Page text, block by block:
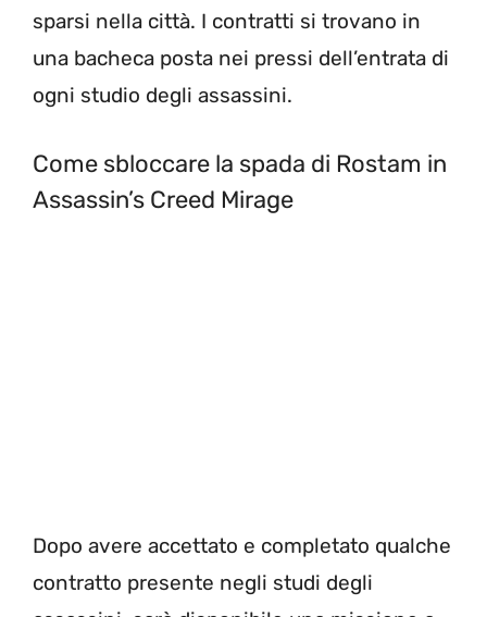
sparsi nella città. I contratti si trovano in
una bacheca posta nei pressi dell’entrata di
ogni studio degli assassini.
Come sbloccare la spada di Rostam in
Assassin’s Creed Mirage
Dopo avere accettato e completato qualche
contratto presente negli studi degli